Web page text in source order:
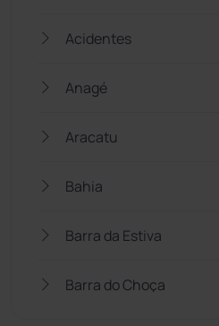
Acidentes
Anagé
Aracatu
Bahia
Barra da Estiva
Barra do Choça